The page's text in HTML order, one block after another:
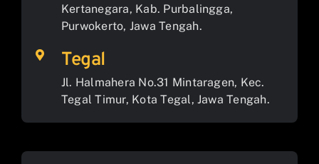
Kertanegara, Kab. Purbalingga,
Purwokerto, Jawa Tengah.
Tegal
Jl. Halmahera No.31 Mintaragen, Kec.
Tegal Timur, Kota Tegal, Jawa Tengah.